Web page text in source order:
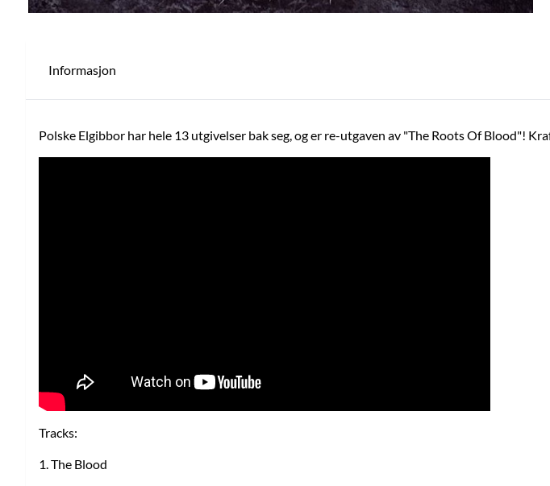
Informasjon
Polske Elgibbor har hele 13 utgivelser bak seg, og er re-utgaven av "The Roots Of Blood"!
Tracks:
1. The Blood